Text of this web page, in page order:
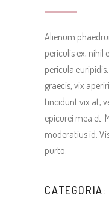
Alienum
periculis ex, nihil
pericula
graecis, vix
tincidunt vix at,
epicurei mea et.
moderatius id.
purto.
CATEGORIA: